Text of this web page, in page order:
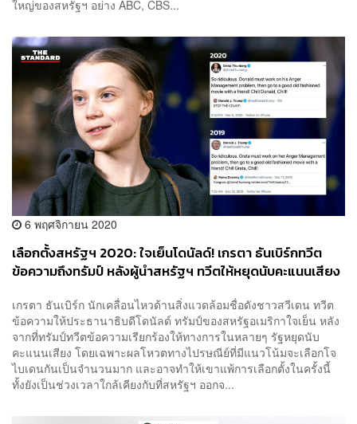
ใหญ่ของสหรัฐฯ อย่าง ABC, CBS...
6 พฤศจิกายน 2020
เลือกตั้งสหรัฐฯ 2020: ใจเย็นโดนัลด์! เกรตา ธันเบิร์กทวีต
ข้อความถึงทรัมป์ หลังผู้นำสหรัฐฯ ทวีตให้หยุดนับคะแนนเสียง
เกรตา ธันเบิร์ก นักเคลื่อนไหวด้านสิ่งแวดล้อมชื่อดังชาวสวีเดน ทวีต
ข้อความให้ประธานาธิบดีโดนัลด์ ทรัมป์ของสหรัฐอเมริกาใจเย็น หลัง
จากที่ทรัมป์ทวีตข้อความเรียกร้องให้ทางการในหลายๆ รัฐหยุดนับ
คะแนนเสียง โดยเฉพาะผลโหวตทางไปรษณีย์ที่มีแนวโน้มจะเลือกโจ
ไบเดนกันเป็นจำนวนมาก และอาจทำให้เขาแพ้การเลือกตั้งในครั้งนี้
ทั้งยังเป็นช่วงเวลาใกล้เคียงกับที่สหรัฐฯ ออกจ...